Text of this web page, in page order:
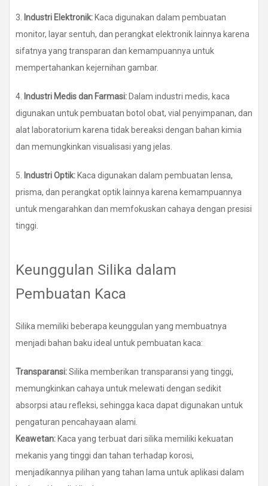
3. Industri Elektronik: Kaca digunakan dalam pembuatan
monitor, layar sentuh, dan perangkat elektronik lainnya karena
sifatnya yang transparan dan kemampuannya untuk
mempertahankan kejernihan gambar.
4. Industri Medis dan Farmasi: Dalam industri medis, kaca
digunakan untuk pembuatan botol obat, vial penyimpanan, dan
alat laboratorium karena tidak bereaksi dengan bahan kimia
dan memungkinkan visualisasi yang jelas.
5. Industri Optik: Kaca digunakan dalam pembuatan lensa,
prisma, dan perangkat optik lainnya karena kemampuannya
untuk mengarahkan dan memfokuskan cahaya dengan presisi
tinggi.
Keunggulan Silika dalam
Pembuatan Kaca
Silika memiliki beberapa keunggulan yang membuatnya
menjadi bahan baku ideal untuk pembuatan kaca:
Transparansi:Silika memberikan transparansi yang tinggi,
memungkinkan cahaya untuk melewati dengan sedikit
absorpsi atau refleksi, sehingga kaca dapat digunakan untuk
pengaturan pencahayaan alami.
Keawetan: Kaca yang terbuat dari silika memiliki kekuatan
mekanis yang tinggi dan tahan terhadap korosi,
menjadikannya pilihan yang tahan lama untuk aplikasi dalam